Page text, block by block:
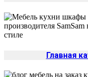
Главная